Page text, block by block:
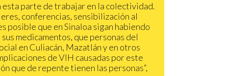
esta parte de trabajar en la colectividad.
conferencias, sensibilización al
posible que en Sinaloa sigan habiendo
medicamentos, que personas del
en Culiacán, Mazatlán y en otros
de VIH causadas por este
que de repente tienen las personas”,